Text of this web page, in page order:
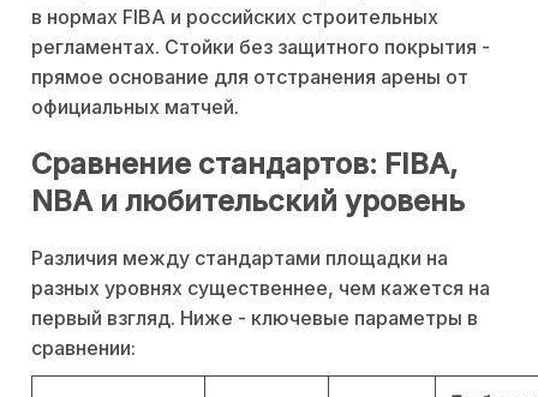
в нормах FIBA и российских строительных
регламентах. Стойки без защитного покрытия -
прямое основание для отстранения арены от
официальных матчей.
Сравнение стандартов: FIBA,
NBA и любительский уровень
Различия между стандартами площадки на
разных уровнях существеннее, чем кажется на
первый взгляд. Ниже - ключевые параметры в
сравнении: